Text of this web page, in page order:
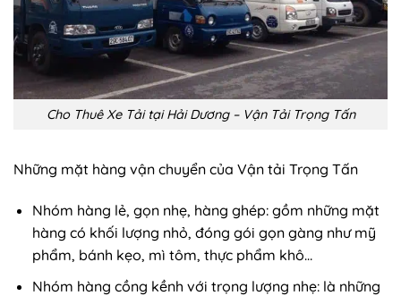
Cho Thuê Xe Tải tại Hải Dương – Vận Tải Trọng Tấn
Những mặt hàng vận chuyển của Vận tải Trọng Tấn
Nhóm hàng lẻ, gọn nhẹ, hàng ghép: gồm những mặt
hàng có khối lượng nhỏ, đóng gói gọn gàng như mỹ
phẩm, bánh kẹo, mì tôm, thực phẩm khô…
Nhóm hàng cồng kềnh với trọng lượng nhẹ: là những